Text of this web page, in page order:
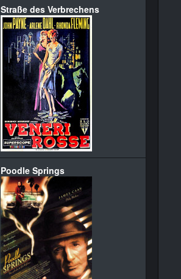
Straße des Verbrechens
Poodle Springs